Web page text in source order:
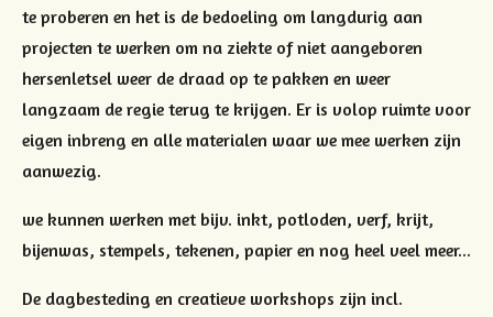
te proberen en het is de bedoeling om langdurig aan
projecten te werken om na ziekte of niet aangeboren
hersenletsel weer de draad op te pakken en weer
langzaam de regie terug te krijgen. Er is volop ruimte voor
eigen inbreng en alle materialen waar we mee werken zijn
aanwezig.
we kunnen werken met bijv. inkt, potloden, verf, krijt,
bijenwas, stempels, tekenen, papier en nog heel veel meer...
De dagbesteding en creatieve workshops zijn incl.